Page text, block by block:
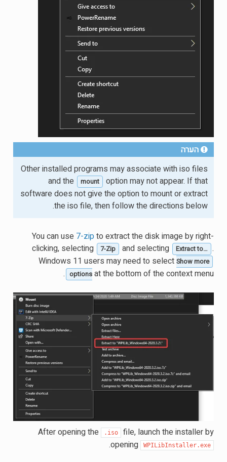
הערה
Other installed programs may associate with iso files
and the
mount
option may not appear. If that
software does not give the option to mount or extract
the iso file, then follow the directions below.
You can use 7-zipto extract the disk image by right-
clicking, selecting
7-Zip and selecting Extract to… .
Windows 11 users may need to selectShow more
options at the bottom of the context menu.
After opening the .iso
file, launch the installer by
opening
WPILibInstaller.exe
.